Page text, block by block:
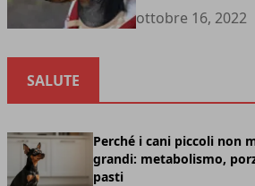
ottobre 16, 2022
SALUTE
Perché i cani piccoli non
grandi: metabolismo,
pasti